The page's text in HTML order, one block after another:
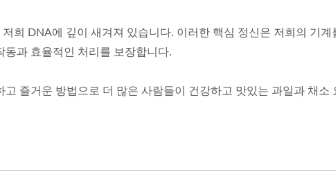
희 DNA에 깊이 새겨져 있습니다. 이러한 핵심 정신은 저희의 기
동과 효율적인 처리를 보장합니다.
고 즐거운 방법으로 더 많은 사람들이 건강하고 맛있는 과일과 채소